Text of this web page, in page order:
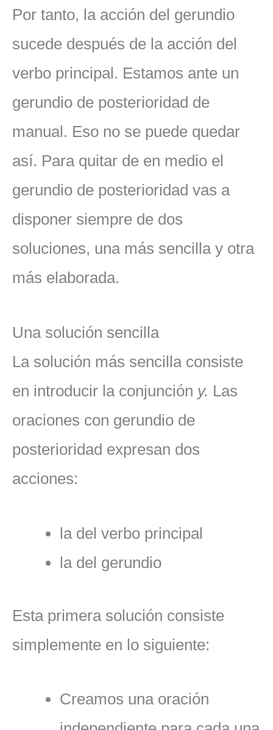
Por tanto, la acción del gerundio
sucede después de la acción del
verbo principal. Estamos ante un
gerundio de posterioridad de
manual. Eso no se puede quedar
así. Para quitar de en medio el
gerundio de posterioridad vas a
disponer siempre de dos
soluciones, una más sencilla y otra
más elaborada.
Una solución sencilla
La solución más sencilla consiste
en introducir la conjunción y. Las
oraciones con gerundio de
posterioridad expresan dos
acciones:
la del verbo principal
la del gerundio
Esta primera solución consiste
simplemente en lo siguiente:
Creamos una oración